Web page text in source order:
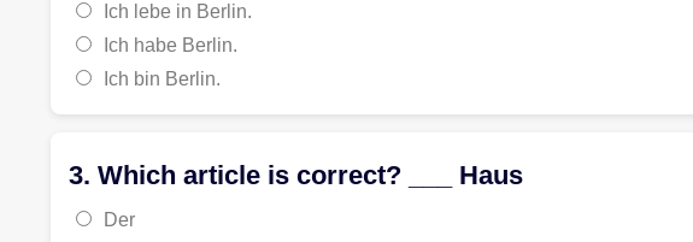
Ich lebe in Berlin.
Ich habe Berlin.
Ich bin Berlin.
3. Which article is correct? ___ Haus
Der